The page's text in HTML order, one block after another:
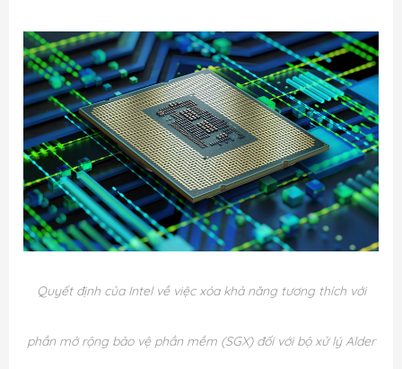
Quyết định của Intel về việc xóa khả năng tương thích với
phần mở rộng bảo vệ phần mềm (SGX) đối với bộ xử lý Alder